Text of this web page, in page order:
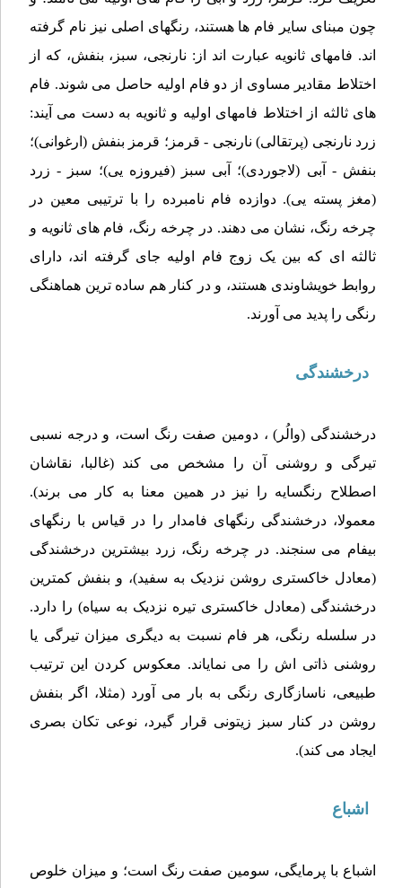
چون مبنای سایر فام ها هستند، رنگهای اصلی نیز نام گرفته
اند. فامهای ثانویه عبارت اند از: نارنجی، سبز، بنفش، که از
اختلاط مقادیر مساوی از دو فام اولیه حاصل می شوند. فام
های ثالثه از اختلاط فامهای اولیه و ثانویه به دست می آیند:
زرد نارنجی (پرتقالی) نارنجی - قرمز؛ قرمز بنفش (ارغوانی)؛
بنفش - آبی (لاجوردی)؛ آبی سبز (فیروزه یی)؛ سبز - زرد
(مغز پسته یی). دوازده فام نامبرده را با ترتیبی معین در
چرخه رنگ، نشان می دهند. در چرخه رنگ، فام های ثانویه و
ثالثه ای که بین یک زوج فام اولیه جای گرفته اند، دارای
روابط خویشاوندی هستند، و در کنار هم ساده ترین هماهنگی
رنگی را پدید می آورند.
درخشندگی
درخشندگی (والُر) ، دومین صفت رنگ است، و درجه نسبی
تیرگی و روشنی آن را مشخص می کند (غالبا، نقاشان
اصطلاح رنگسایه را نیز در همین معنا به کار می برند).
معمولا، درخشندگی رنگهای فامدار را در قیاس با رنگهای
بیفام می سنجند. در چرخه رنگ، زرد بیشترین درخشندگی
(معادل خاکستری روشن نزدیک به سفید)، و بنفش کمترین
درخشندگی (معادل خاکستری تیره نزدیک به سیاه) را دارد.
در سلسله رنگی، هر فام نسبت به دیگری میزان تیرگی یا
روشنی ذاتی اش را می نمایاند. معکوس کردن این ترتیب
طبیعی، ناسازگاری رنگی به بار می آورد (مثلا، اگر بنفش
روشن در کنار سبز زیتونی قرار گیرد، نوعی تکان بصری
ایجاد می کند).
اشباع
اشباع با پرمایگی، سومین صفت رنگ است؛ و میزان خلوص